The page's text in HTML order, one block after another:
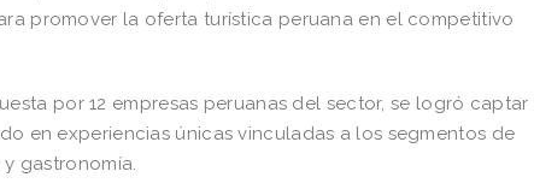
promover la oferta turística peruana en el competitivo
por 12 empresas peruanas del sector, se logró captar
en experiencias únicas vinculadas a los segmentos de
gastronomía.